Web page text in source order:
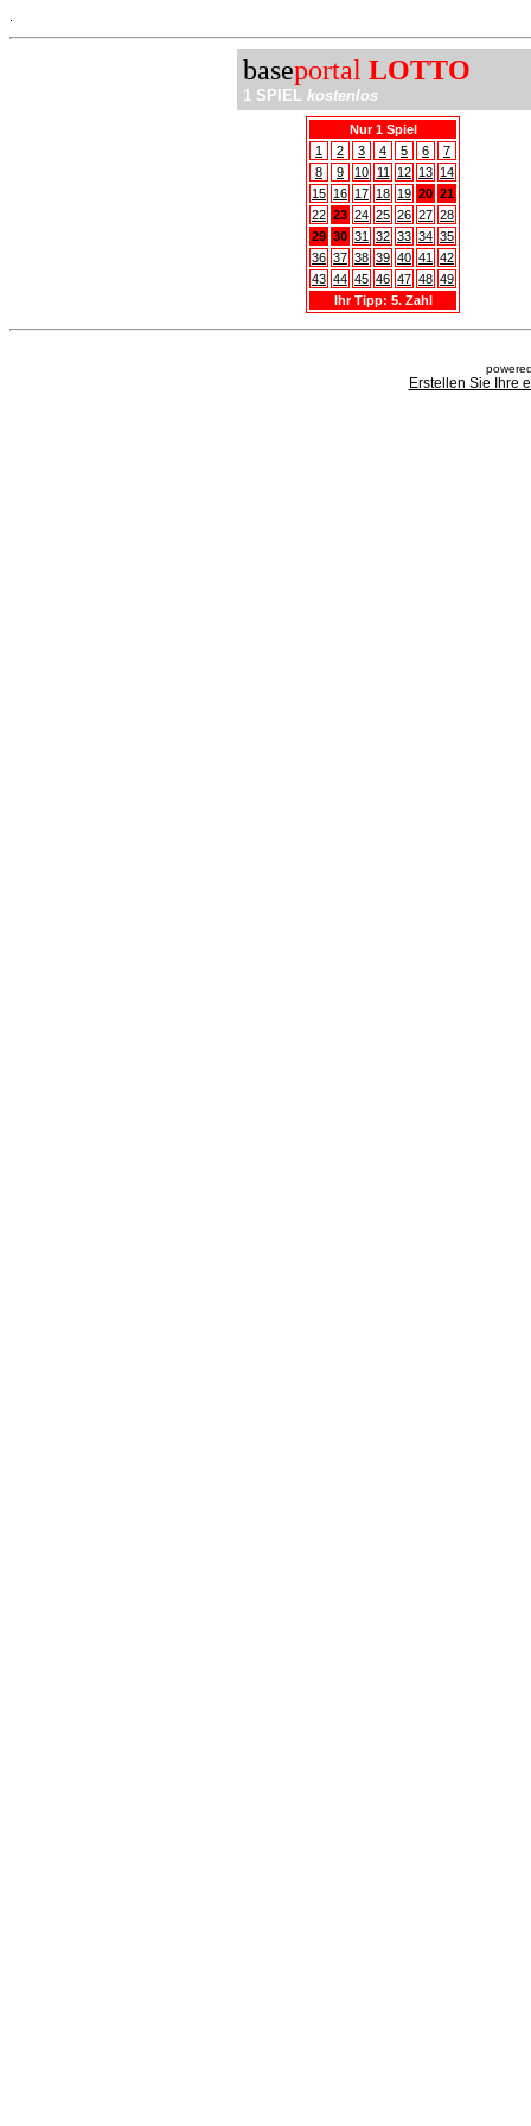
baseportal LOTTO
1 SPIEL kostenlos
Nur 1 Spiel
1
2 3 4 5 6
7
8
9 10 11 12 13 14
15 16 17 18 19 20 21
22 23 24 25 26 27 28
29 30 31 32 33 34 35
36 37 38 39 40 41
42
43 44 45 46 47 48 49
Ihr Tipp: 5. Zahl
Erstellen Sie Ihre